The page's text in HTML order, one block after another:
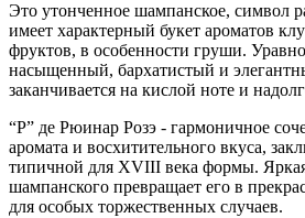
Это утонченное шампанское, символ
имеет характерный букет ароматов
фруктов, в особенности груши.
насыщенный, бархатистый и
заканчивается на кислой ноте и
“Р” де Рюинар Розэ - гармоничное
аромата и восхитительного вкуса,
типичной для ХVIII века формы.
шампанского превращает его в
для особых торжественных случаев.